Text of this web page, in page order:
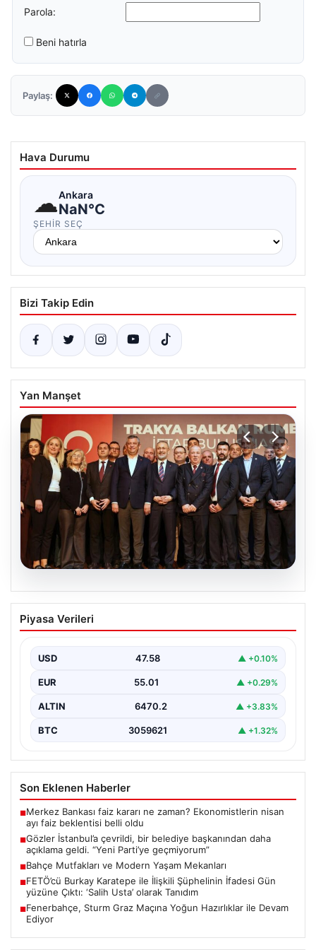
Parola:
Beni hatırla
Paylaş:
Hava Durumu
☁Ankara
NaN°C
ŞEHIR SEÇ
Bizi Takip Edin
Yan Manşet
05.08.2026
Gözler İstanbul’a çevrildi, bir belediye
başkanından daha açıklama geldi. “Yeni
{"title": "İstanbul'da Siyasi Gelişmeler ve Belediye
dönemde yaşanan siyasi…
Piyasa Verileri
USD 47.58 ▲ +0.10%
EUR 55.01 ▲ +0.29%
ALTIN 6470.2 ▲ +3.83%
BTC 3059621 ▲ +1.32%
Son Eklenen Haberler
■Merkez Bankası faiz kararı ne zaman? Ekonomistlerin nisan
ayı faiz beklentisi belli oldu
■Gözler İstanbul’a çevrildi, bir belediye başkanından daha
açıklama geldi. “Yeni Parti’ye geçmiyorum”
■Bahçe Mutfakları ve Modern Yaşam Mekanları
■FETÖ’cü Burkay Karatepe ile İlişkili Şüphelinin İfadesi Gün
yüzüne Çıktı: ‘Salih Usta’ olarak Tanıdım
■Fenerbahçe, Sturm Graz Maçına Yoğun Hazırlıklar ile Devam
Ediyor